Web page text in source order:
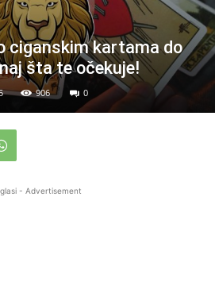
ciganskim kartama do
šta te očekuje!
906 0
- Advertisement